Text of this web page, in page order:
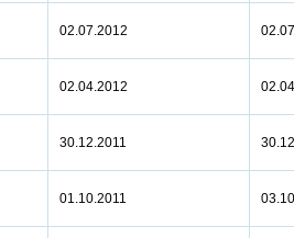
02.07.2012
02.04.2012
30.12.2011
01.10.2011